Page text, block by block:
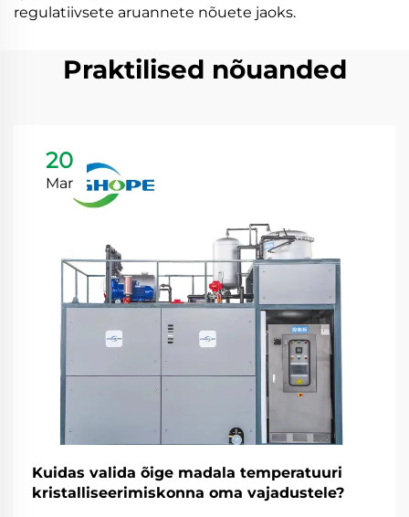
regulatiivsete aruannete nõuete jaoks.
Praktilised nõuanded
20
Mar
Kuidas valida õige madala temperatuuri
kristalliseerimiskonna oma vajadustele?